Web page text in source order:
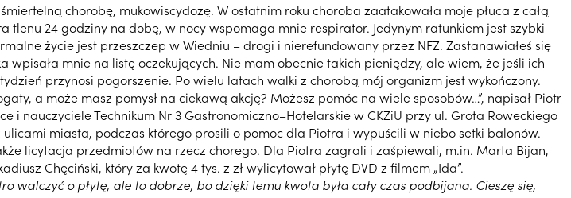
chorobę, mukowiscydozę. W ostatnim roku choroba zaatakowała moje płuca z całą
24 godziny na dobę, w nocy wspomaga mnie respirator. Jedynym ratunkiem jest szybki
życie jest przeszczep w Wiedniu – drogi i nierefundowany przez NFZ. Zastanawiałeś się
wpisała mnie na listę oczekujących. Nie mam obecnie takich pieniędzy, ale wiem, że jeśli ich
przynosi pogorszenie. Po wielu latach walki z chorobą mój organizm jest wykończony.
a może masz pomysł na ciekawą akcję? Możesz pomóc na wiele sposobów…”, napisał Piotr
nauczyciele Technikum Nr 3 Gastronomiczno–Hotelarskie w CKZiU przy ul. Grota Roweckiego
miasta, podczas którego prosili o pomoc dla Piotra i wypuścili w niebo setki balonów.
licytacja przedmiotów na rzecz chorego. Dla Piotra zagrali i zaśpiewali, m.in. Marta Bijan,
Chęciński, który za kwotę 4 tys. z zł wylicytował płytę DVD z filmem „Ida”.
walczyć o płytę, ale to dobrze, bo dzięki temu kwota była cały czas podbijana. Cieszę się,